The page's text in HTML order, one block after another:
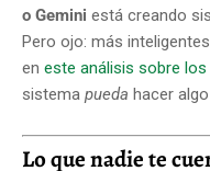
o Gemini está creando
Pero ojo: más
en este análisis sobre
sistema pueda hacer
Lo que nadie te